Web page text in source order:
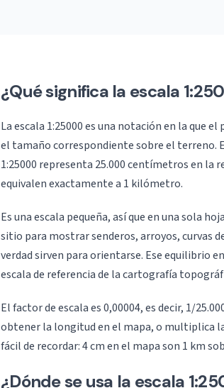
¿Qué significa la escala
La escala 1:25000 es una notación en la que
el tamaño correspondiente sobre el terreno.
1:25000 representa 25.000 centímetros en la
equivalen exactamente a 1 kilómetro.
Es una escala pequeña, así que en una sola
sitio para mostrar senderos, arroyos, curvas
verdad sirven para orientarse. Ese equilibrio
escala de referencia de la cartografía
El factor de escala es 0,00004, es decir, 1/
obtener la longitud en el mapa, o multiplica
fácil de recordar: 4 cm en el mapa son 1 km
¿Dónde se usa la escala